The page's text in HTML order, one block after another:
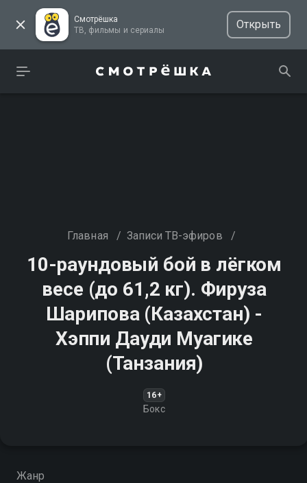
Смотрёшка
ТВ, фильмы и сериалы
Открыть
Главная / Записи ТВ-эфиров /
10-раундовый бой в лёгком
весе (до 61,2 кг). Фируза
Шарипова (Казахстан) -
Хэппи Дауди Муагике
(Танзания)
16+
Бокс
Жанр